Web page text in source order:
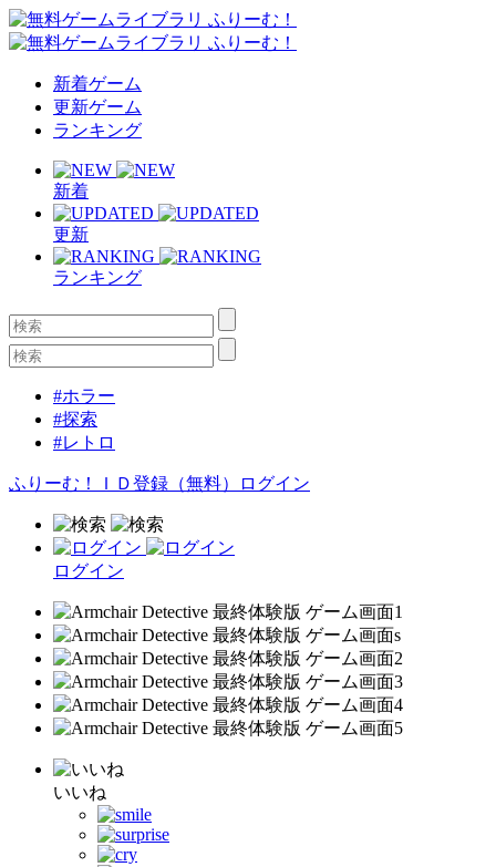
新着ゲーム
更新ゲーム
ランキング
新着
更新
ランキング
#ホラー
#探索
#レトロ
ふりーむ！ＩＤ登録（無料） ログイン
ログイン
いいね